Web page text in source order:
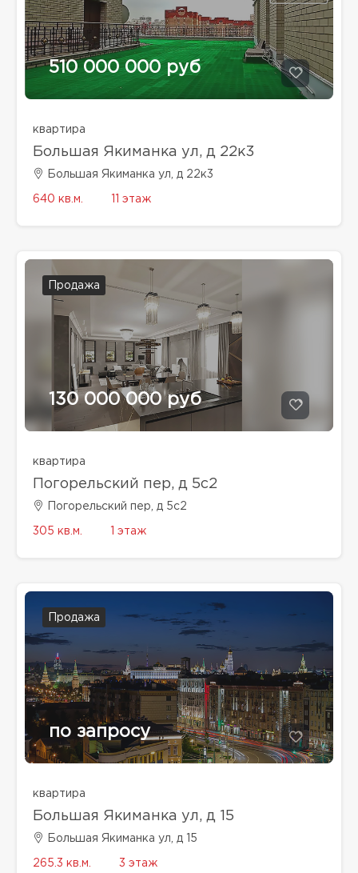
510 000 000 руб
квартира
Большая Якиманка ул, д 22к3
Большая Якиманка ул, д 22к3
640 кв.м. 11 этаж
Продажа
130 000 000 руб
квартира
Погорельский пер, д 5с2
Погорельский пер, д 5с2
305 кв.м. 1 этаж
Продажа
по запросу
квартира
Большая Якиманка ул, д 15
Большая Якиманка ул, д 15
265.3 кв.м. 3 этаж